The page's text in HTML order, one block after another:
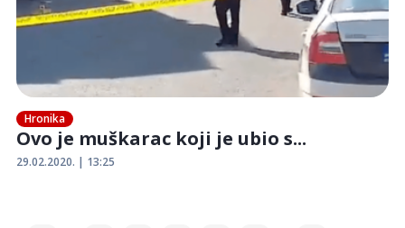
Hronika
Ovo je muškarac koji je ubio s...
29.02.2020. | 13:25